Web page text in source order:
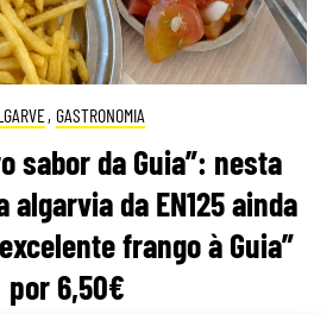
, GASTRONOMIA
sabor da Guia”: nesta
da EN125 ainda
frango à Guia”
por 6,50€